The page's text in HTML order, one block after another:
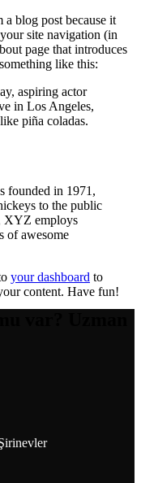
a blog post because it
site navigation (in
page that introduces
like this:
aspiring actor
in Los Angeles,
piña coladas.
founded in 1971,
to the public
XYZ employs
of awesome
your dashboard to
content. Have fun!